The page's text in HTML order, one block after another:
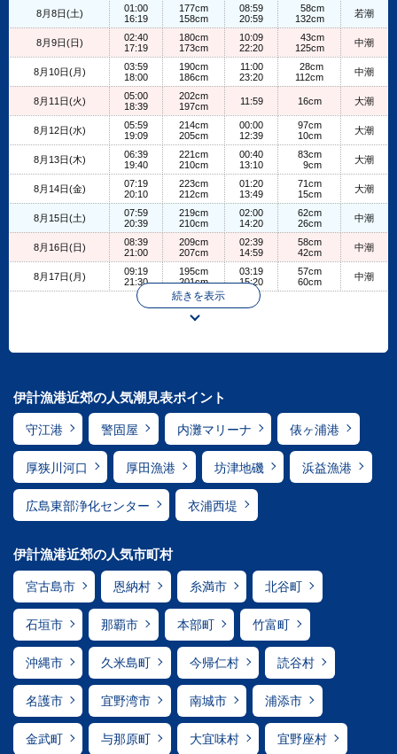
8月8日(土)
01:00
16:19
177cm
158cm
08:59
20:59
58cm
132cm
若潮
8月9日(日)
02:40
17:19
180cm
173cm
10:09
22:20
43cm
125cm
中潮
8月10日(月)
03:59
18:00
190cm
186cm
11:00
23:20
28cm
112cm
中潮
8月11日(火)
05:00
18:39
202cm
197cm
11:59 16cm 大潮
8月12日(水)
05:59
19:09
214cm
205cm
00:00
12:39
97cm
10cm
大潮
8月13日(木)
06:39
19:40
221cm
210cm
00:40
13:10
83cm
9cm
大潮
8月14日(金)
07:19
20:10
223cm
212cm
01:20
13:49
71cm
15cm
大潮
8月15日(土)
07:59
20:39
219cm
210cm
02:00
14:20
62cm
26cm
中潮
8月16日(日)
08:39
21:00
209cm
207cm
02:39
14:59
58cm
42cm
中潮
8月17日(月)
09:19
21:30
195cm
201cm
03:19
15:20
57cm
60cm
中潮
続きを表示
伊計漁港近郊の人気潮見表ポイント
守江港 警固屋 内灘マリーナ 俵ヶ浦港
厚狭川河口 厚田漁港 坊津地磯 浜益漁港
広島東部浄化センター 衣浦西堤
伊計漁港近郊の人気市町村
宮古島市 恩納村 糸満市 北谷町
石垣市 那覇市 本部町 竹富町
沖縄市 久米島町 今帰仁村 読谷村
名護市 宜野湾市 南城市 浦添市
金武町 与那原町 大宜味村 宜野座村